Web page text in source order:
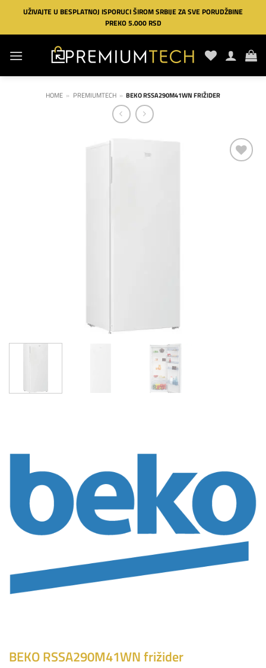
Preskoči
sadržaj
UŽIVAJTE U BESPLATNOJ ISPORUCI ŠIROM SRBIJE ZA SVE PORUDŽBINE
PREKO 5.000 RSD
HOME » PREMIUMTECH » BEKO RSSA290M41WN FRIŽIDER
BEKO RSSA290M41WN frižider